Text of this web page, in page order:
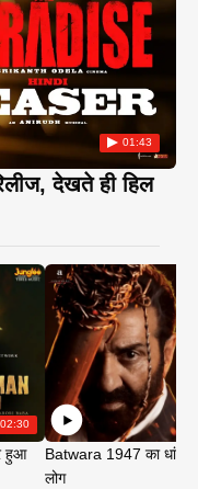
01:43
देखते ही हिल
02:30
हुआ
Batwara 1947 का धांसू
लोग